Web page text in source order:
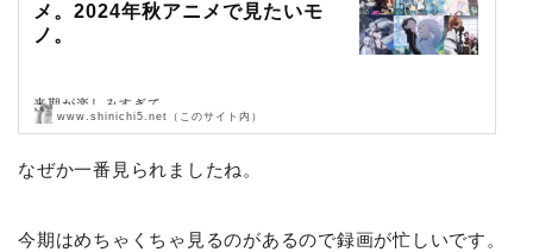
メ。2024年秋アニメで見たいモ
ノ。
来期が楽しみすぎて。
今期より来期ですね。
www.shinichi5.net（このサイト内）
なぜか一番見られましたね。
今期はめちゃくちゃ見るのがあるので録画が忙しいです。